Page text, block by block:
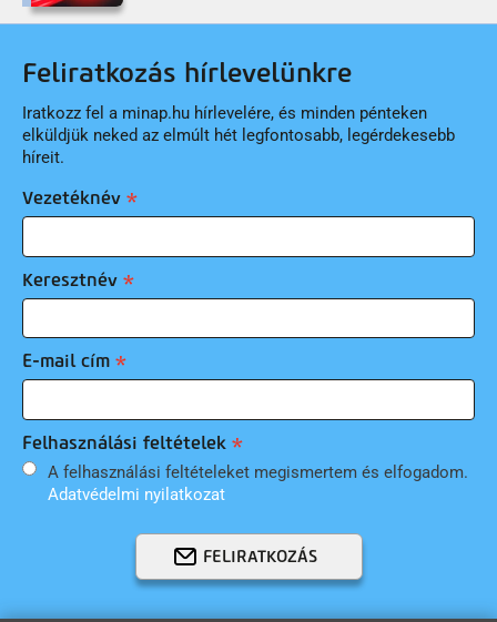
Feliratkozás hírlevelünkre
Iratkozz fel a minap.hu hírlevelére, és minden pénteken
elküldjük neked az elmúlt hét legfontosabb, legérdekesebb
híreit.
Vezetéknév
Keresztnév
E-mail cím
Felhasználási feltételek
A felhasználási feltételeket megismertem és elfogadom.
Adatvédelmi nyilatkozat
FELIRATKOZÁS